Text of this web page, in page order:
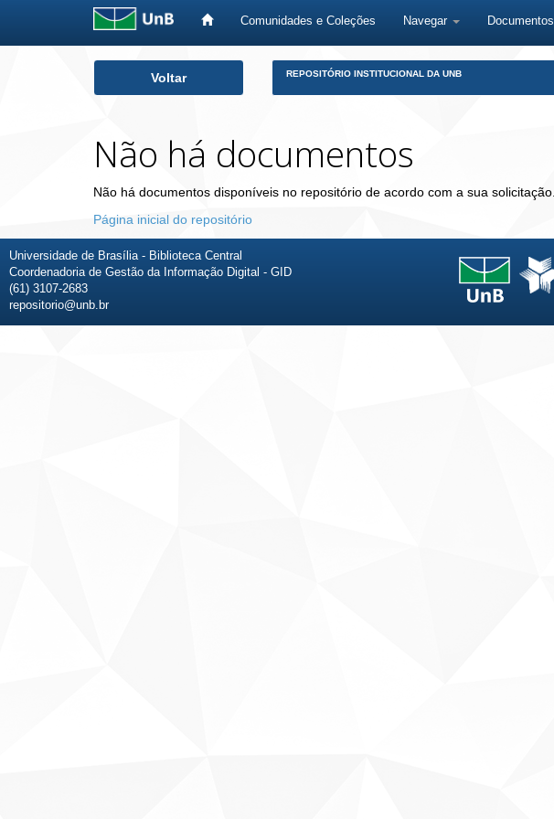
Comunidades e Coleções Navegar Documentos
Voltar REPOSITÓRIO INSTITUCIONAL DA UNB
Não há documentos
Não há documentos disponíveis no repositório de acordo com a sua solicitação.
Página inicial do repositório
Universidade de Brasília - Biblioteca Central
Coordenadoria de Gestão da Informação Digital - GID
(61) 3107-2683
repositorio@unb.br